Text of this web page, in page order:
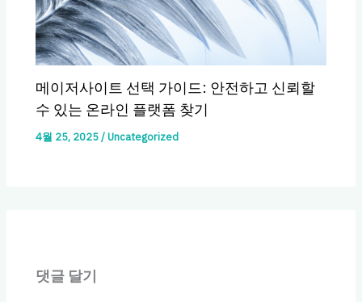
메이저사이트 선택 가이드: 안전하고 신뢰할
수 있는 온라인 플랫폼 찾기
4월 25, 2025/Uncategorized
댓글 달기